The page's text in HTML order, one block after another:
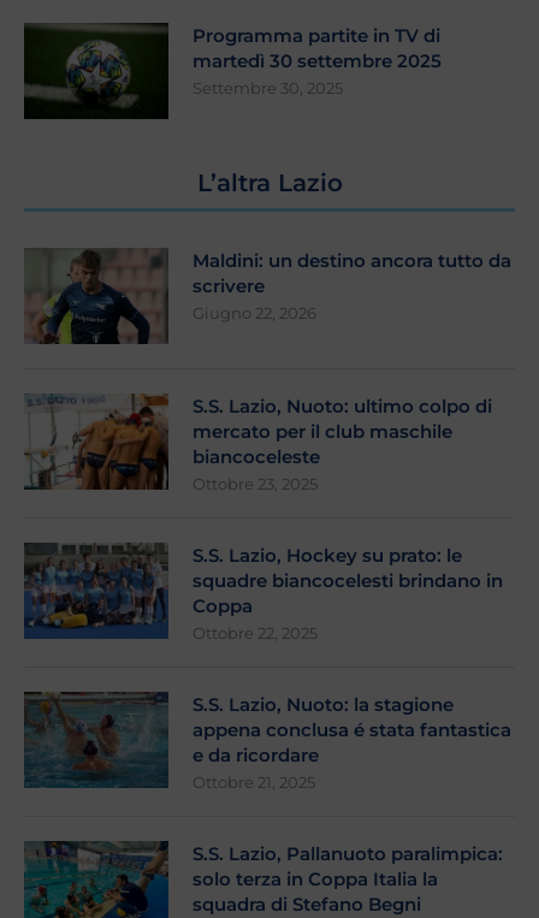
Programma partite in TV di
martedì 30 settembre 2025
Settembre 30, 2025
L’altra Lazio
Maldini: un destino ancora tutto da
scrivere
Giugno 22, 2026
S.S. Lazio, Nuoto: ultimo colpo di
mercato per il club maschile
biancoceleste
Ottobre 23, 2025
S.S. Lazio, Hockey su prato: le
squadre biancocelesti brindano in
Coppa
Ottobre 22, 2025
S.S. Lazio, Nuoto: la stagione
appena conclusa é stata fantastica
e da ricordare
Ottobre 21, 2025
S.S. Lazio, Pallanuoto paralimpica:
solo terza in Coppa Italia la
squadra di Stefano Begni